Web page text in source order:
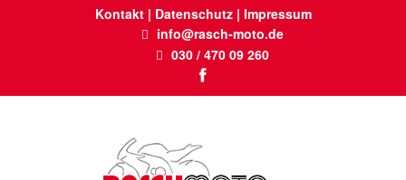
Kontakt| Datenschutz| Impressum
info@rasch-moto.de
030 / 470 09 260